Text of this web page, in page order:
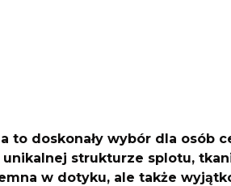
to doskonały wybór dla osób
strukturze splotu,
w dotyku, ale także